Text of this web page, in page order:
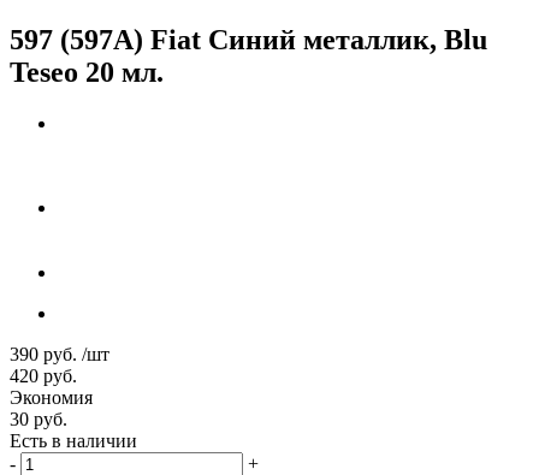
597 (597A) Fiat Синий металлик, Blu
Teseo 20 мл.
390 руб. /шт
420 руб.
Экономия
30 руб.
Есть в наличии
-
+